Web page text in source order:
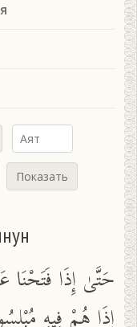
Показать
حَتَّىٰ إِذَا